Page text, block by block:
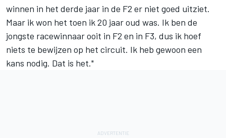
winnen in het derde jaar in de F2 er niet goed uitziet.
Maar ik won het toen ik 20 jaar oud was. Ik ben de
jongste racewinnaar ooit in F2 en in F3, dus ik hoef
niets te bewijzen op het circuit. Ik heb gewoon een
kans nodig. Dat is het."